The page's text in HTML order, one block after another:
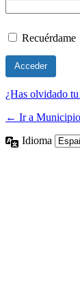
Recuérdame
¿Has olvidado
← Ir a
Idioma